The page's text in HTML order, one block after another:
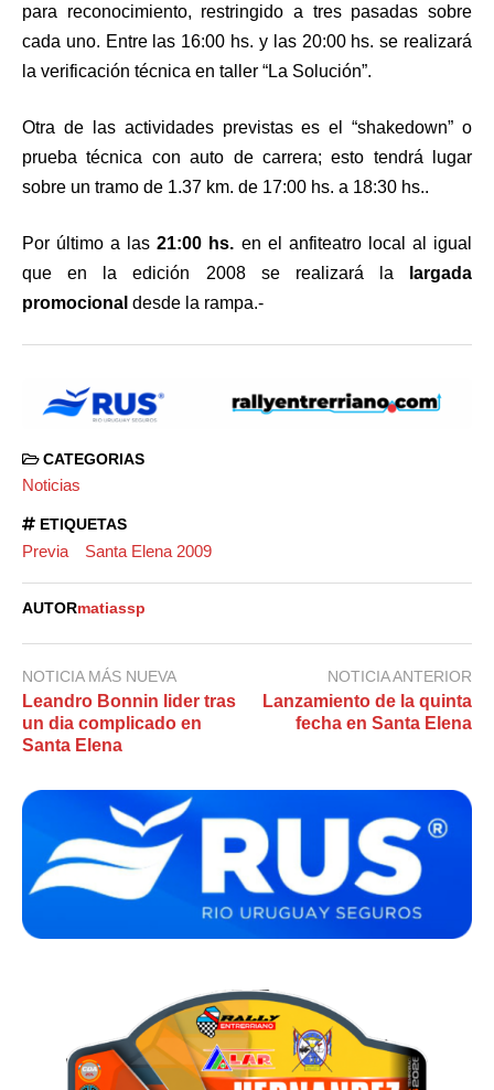
para reconocimiento, restringido a tres pasadas sobre
cada uno. Entre las 16:00 hs. y las 20:00 hs. se realizará
la verificación técnica en taller “La Solución”.
Otra de las actividades previstas es el “shakedown” o
prueba técnica con auto de carrera; esto tendrá lugar
sobre un tramo de 1.37 km. de 17:00 hs. a 18:30 hs..
Por último a las21:00 hs. en el anfiteatro local al igual
que en la edición 2008 se realizará la
largada
promocional desde la rampa.-
CATEGORIAS
Noticias
ETIQUETAS
Previa Santa Elena 2009
AUTORmatiassp
NOTICIA MÁS NUEVA
Leandro Bonnin lider tras
un dia complicado en
Santa Elena
NOTICIA ANTERIOR
Lanzamiento de la quinta
fecha en Santa Elena